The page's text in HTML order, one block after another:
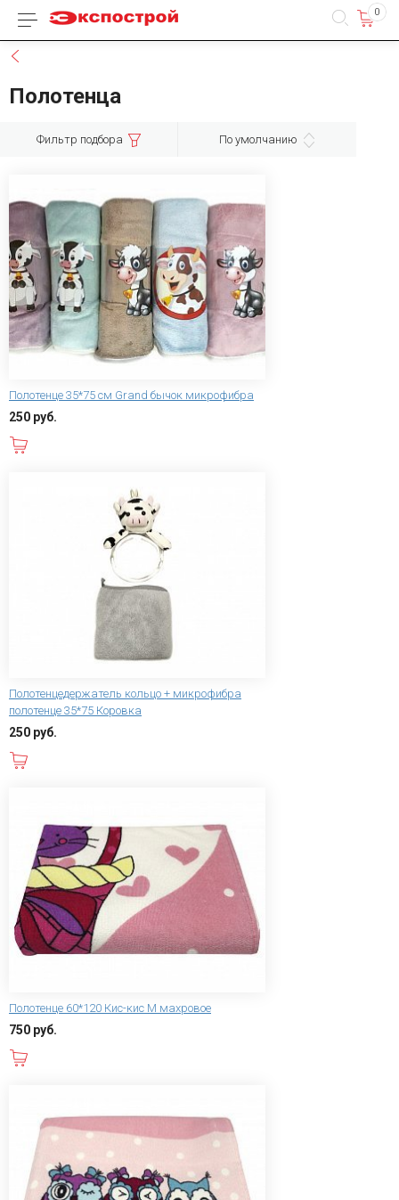
Каталог товаров 0
Полотенца
Фильтр подбора По умолчанию
Полотенце 35*75 см Grand бычок микрофибра
250 руб.
Полотенцедержатель кольцо + микрофибра
полотенце 35*75 Коровка
250 руб.
Полотенце 60*120 Кис-кис M махровое
750 руб.